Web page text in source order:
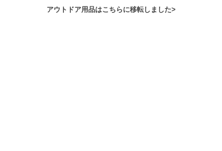
アウトドア用品はこちらに移転しました>